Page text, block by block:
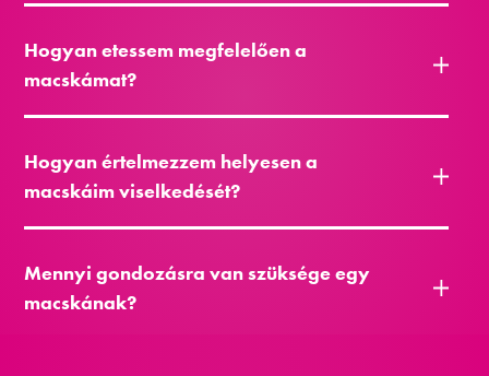
Hogyan etessem megfelelően a
macskámat?
Hogyan értelmezzem helyesen a
macskáim viselkedését?
Mennyi gondozásra van szüksége egy
macskának?